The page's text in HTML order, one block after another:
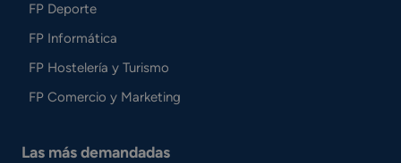
FP Deporte
FP Informática
FP Hostelería y Turismo
FP Comercio y Marketing
Las más demandadas